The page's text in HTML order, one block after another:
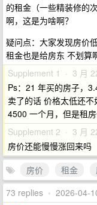
的租金（一些精装修的
啊，这是为啥啊？
疑问点：大家发现房价
租金也是给房东 不划算
Supplement 1 · 3 月
Ps：21 年买的房子，
卖了的话 价格太低还
4500 一个月，但是租
Supplement 2 · 3 月
房价还能慢慢涨回来吗
房价
租金
73 replies • 2026-04-